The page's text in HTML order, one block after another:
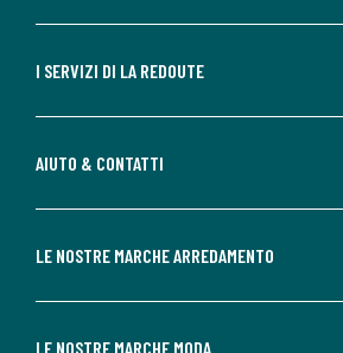
I SERVIZI DI LA REDOUTE
AIUTO & CONTATTI
LE NOSTRE MARCHE ARREDAMENTO
LE NOSTRE MARCHE MODA